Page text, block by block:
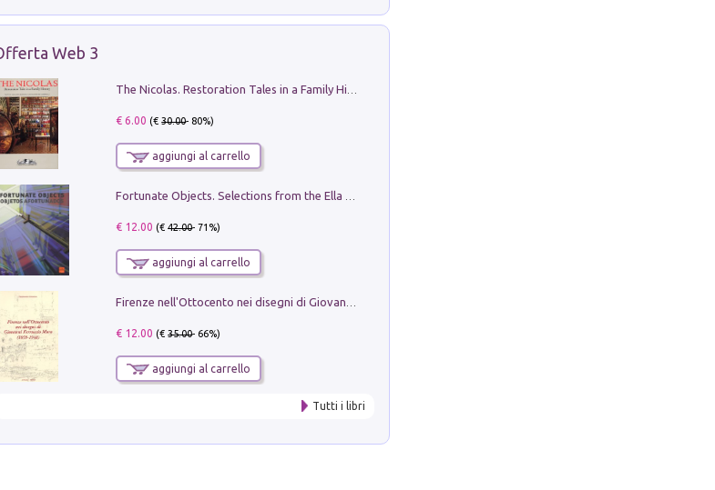
Web 3
€ 6.00 (€30.00- 80%)
aggiungi al carrello
€ 12.00 (€42.00- 71%)
aggiungi al carrello
€ 12.00 (€35.00- 66%)
aggiungi al carrello
Tutti i libri